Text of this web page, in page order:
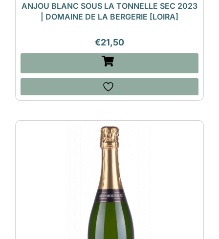
ANJOU BLANC SOUS LA TONNELLE SEC 2023
| DOMAINE DE LA BERGERIE [LOIRA]
€21,50